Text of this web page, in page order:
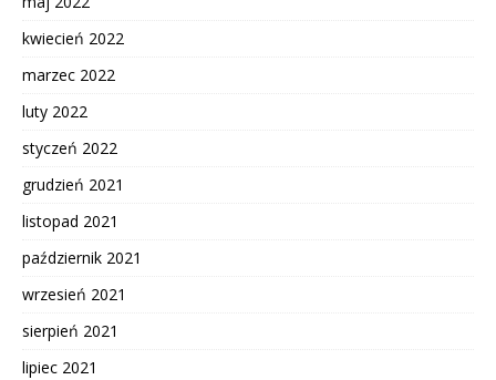
kwiecień 2022
marzec 2022
luty 2022
styczeń 2022
grudzień 2021
listopad 2021
październik 2021
wrzesień 2021
sierpień 2021
lipiec 2021